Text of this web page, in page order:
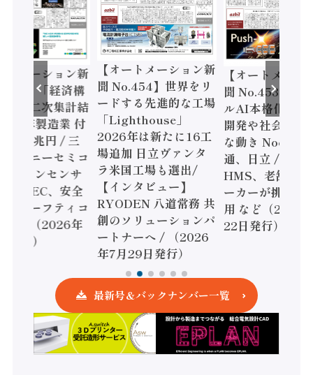
トメーション新
】「経済構
調査二次集計結
年製造業 付
額86兆円 / 三
とソニーセミコ
ジョンセンサ
/ IDEC、安全
すセーフティコ
ーラ（2026年
発行）
【オートメーション新
聞 No.454】世界をリ
ードする先進的な工場
「Lighthouse」
2026年は新たに16工
場追加 日立ヴァンタ
ラ米国工場も選出/
【インタビュー】
RYODEN 八道常務 共
創のソリューションパ
ートナーへ / （2026
年7月29日発行）
【オートメーシ
聞 No.453】フ
ルAI本格化へ
開発や社会実装
な動き Noetra
通、日立 / 兵神
HMS、老舗ポ
ーカーが挑むデ
用 など（2026
22日発行）
最新号＆バックナンバー一覧